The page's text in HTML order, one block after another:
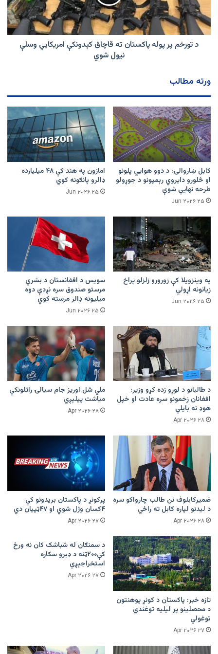
قاچاق
کېدونکې
امریکایي
وسلېد تورخم پر پوله پاکستان ته قاچاق کېدونکې امریکایي وسلې
نیول شوي
ورته مطالب
کابل ښاروالۍ: د دوو هوايي پلونو
او څلورو دایروي رېمپونو د جوړولو
طرحه نهایي شوې
۲۵ Jun ۲۰۲۶
امازون په هند کې ۴۸ میلیارده
ډالرو پانګونه کوي
۲۵ Jun ۲۰۲۶
په وینزویلا کې زورورو زلزلو پراخ
زیانونه اړولي
۲۵ Jun ۲۰۲۶
سویس د افغانستان د بشري
مرستو صندوق سره نږدې دوه
میلیونه ډالر مرسته کوي
۲۵ Jun ۲۰۲۶
د طالبانو د لوړو زده کړو وزیر:
افغانان زخمونو سره عادت او خپل
هوډ نه بایلي
۲۸ Apr ۲۰۲۶
ملي شل اوریز جام سیالۍ راتلونکې
میاشت پیلېږي
۲۸ Apr ۲۰۲۶
ضمیرکابلوف نن طالب چارواکو سره
د لیدنو لپاره کابل ته راځي
۲۸ Apr ۲۰۲۶
پرکونړ د پاکستان بریدونو کې
۴کسان وژل شوي او ۴۷ټپیان دي
۲۷ Apr ۲۰۲۶
تازه خبر: پاکستان د کونړ پوهنتون
د محصلینو پر لیلیه توغندي
توغولي
۲۷ Apr ۲۰۲۶
د سمنګان له شباشک کان نه ورځ
کې۲۰۰ټنه د ډبرو سکاره
استخراجېږي
۲۷ Apr ۲۰۲۶